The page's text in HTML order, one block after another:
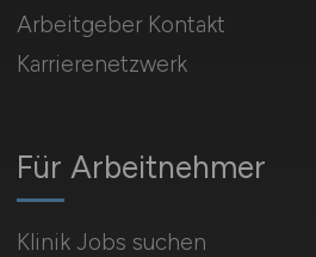
Für Arbeitnehmer
Klinik Jobs suchen
Arbeitgeber Kontakt
Karrierenetzwerk